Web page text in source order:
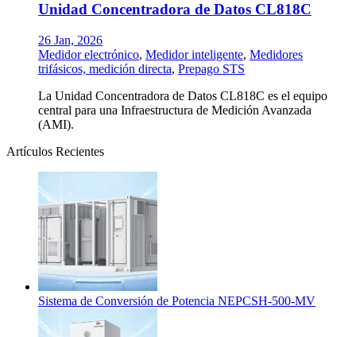
Unidad Concentradora de Datos CL818C
26 Jan, 2026
Medidor electrónico, Medidor inteligente, Medidores
trifásicos, medición directa, Prepago STS
La Unidad Concentradora de Datos CL818C es el equipo
central para una Infraestructura de Medición Avanzada
(AMI).
Artículos Recientes
Sistema de Conversión de Potencia NEPCSH-500-MV